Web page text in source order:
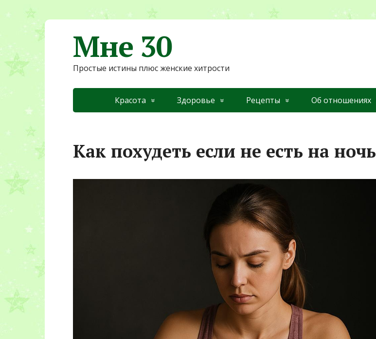
Мне 30
Простые истины плюс женские хитрости
Красота Здоровье Рецепты Об отношениях
Как похудеть если не есть на ночь